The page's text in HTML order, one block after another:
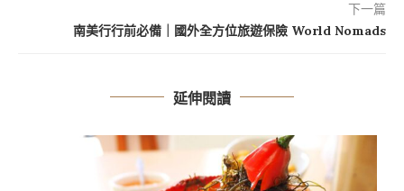
下一篇
南美行行前必備｜國外全方位旅遊保險 World Nomads
延伸閱讀